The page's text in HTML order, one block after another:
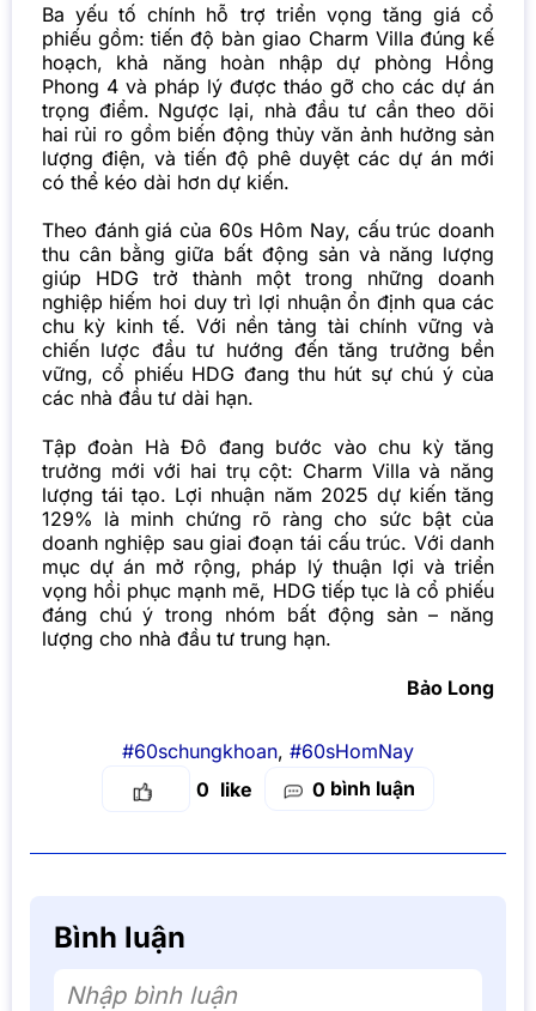
Ba yếu tố chính hỗ trợ triển vọng tăng giá cổ
phiếu gồm: tiến độ bàn giao Charm Villa đúng kế
hoạch, khả năng hoàn nhập dự phòng Hồng
Phong 4 và pháp lý được tháo gỡ cho các dự án
trọng điểm. Ngược lại, nhà đầu tư cần theo dõi
hai rủi ro gồm biến động thủy văn ảnh hưởng sản
lượng điện, và tiến độ phê duyệt các dự án mới
có thể kéo dài hơn dự kiến.
Theo đánh giá của 60s Hôm Nay, cấu trúc doanh
thu cân bằng giữa bất động sản và năng lượng
giúp HDG trở thành một trong những doanh
nghiệp hiếm hoi duy trì lợi nhuận ổn định qua các
chu kỳ kinh tế. Với nền tảng tài chính vững và
chiến lược đầu tư hướng đến tăng trưởng bền
vững, cổ phiếu HDG đang thu hút sự chú ý của
các nhà đầu tư dài hạn.
Tập đoàn Hà Đô đang bước vào chu kỳ tăng
trưởng mới với hai trụ cột: Charm Villa và năng
lượng tái tạo. Lợi nhuận năm 2025 dự kiến tăng
129% là minh chứng rõ ràng cho sức bật của
doanh nghiệp sau giai đoạn tái cấu trúc. Với danh
mục dự án mở rộng, pháp lý thuận lợi và triển
vọng hồi phục mạnh mẽ, HDG tiếp tục là cổ phiếu
đáng chú ý trong nhóm bất động sản – năng
lượng cho nhà đầu tư trung hạn.
Bảo Long
#60schungkhoan, #60sHomNay
0
0 bình luận
Bình luận
Nhập bình luận